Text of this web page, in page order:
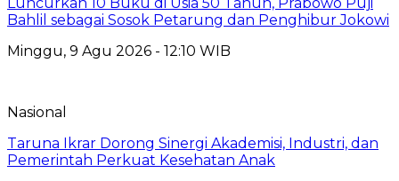
Bahlil sebagai Sosok Petarung dan Penghibur Jokowi
Minggu, 9 Agu 2026 - 12:10 WIB
Nasional
Taruna Ikrar Dorong Sinergi Akademisi, Industri, dan
Pemerintah Perkuat Kesehatan Anak